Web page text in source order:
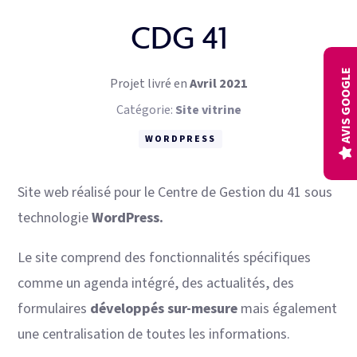
AVIS GOOGLE
CDG 41
Projet livré enAvril 2021
Catégorie: Site vitrine
WORDPRESS
Site web réalisé pour le Centre de Gestion du 41 sous
technologieWordPress.
Le site comprend des fonctionnalités spécifiques
comme un agenda intégré, des actualités, des
formulaires développés sur-mesure mais également
une centralisation de toutes les informations.